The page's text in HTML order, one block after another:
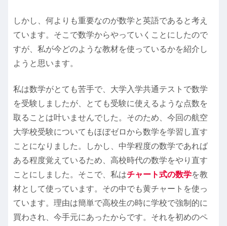
しかし、何よりも重要なのが数学と英語であると考え
ています。そこで数学からやっていくことにしたので
すが、私が今どのような教材を使っているかを紹介し
ようと思います。
私は数学がとても苦手で、大学入学共通テストで数学
を受験しましたが、とても受験に使えるような点数を
取ることは叶いませんでした。そのため、今回の航空
大学校受験についてもほぼゼロから数学を学習し直す
ことになりました。しかし、中学程度の数学であれば
ある程度覚えているため、高校時代の数学をやり直す
ことにしました。そこで、私はチャート式の数学を教
材として使っています。その中でも黄チャートを使っ
ています。理由は簡単で高校生の時に学校で強制的に
買わされ、今手元にあったからです。それを初めのペ